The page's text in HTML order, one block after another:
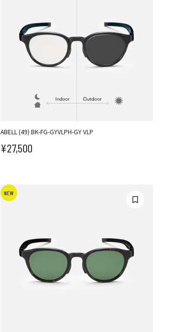
ABELL (49) BK-FG-GYVLPH-GY VLP
セール価格
¥27,500
NEW